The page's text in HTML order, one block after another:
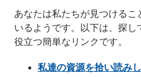
あなたは私たちが見つけるこ
いるようです。以下は、探し
役立つ簡単なリンクです。
私達の資源を拾い読み